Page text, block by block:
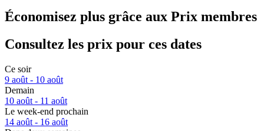
Économisez plus grâce aux Prix membres
Consultez les prix pour ces dates
Ce soir
9 août - 10 août
Demain
10 août - 11 août
Le week-end prochain
14 août - 16 août